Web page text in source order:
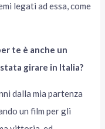
legati ad essa, come
te è anche un
girare in Italia?
dalla mia partenza
un film per gli